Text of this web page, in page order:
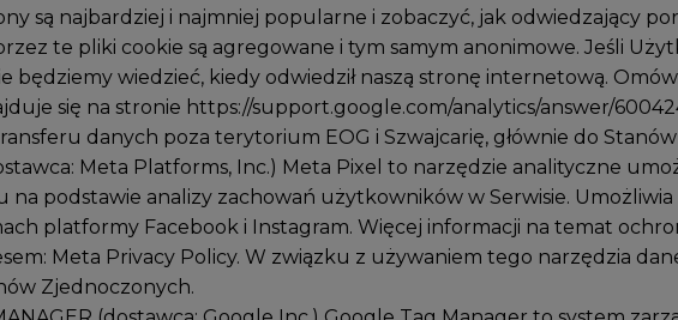
są najbardziej i najmniej popularne i zobaczyć, jak odwiedzający
te pliki cookie są agregowane i tym samym anonimowe. Jeśli
będziemy wiedzieć, kiedy odwiedził naszą stronę internetową.
się na stronie https://support.google.com/analytics/answer/
danych poza terytorium EOG i Szwajcarię, głównie do
Meta Platforms, Inc.) Meta Pixel to narzędzie analityczne
na podstawie analizy zachowań użytkowników w Serwisie.
platformy Facebook i Instagram. Więcej informacji na temat
Meta Privacy Policy. W związku z używaniem tego narzędzia
Zjednoczonych.